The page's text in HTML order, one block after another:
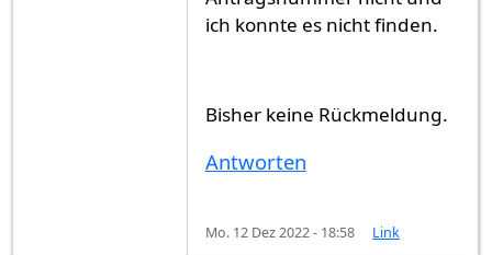
ich konnte es nicht finden.
Bisher keine Rückmeldung.
Antworten
Mo. 12 Dez 2022 - 18:58 Link